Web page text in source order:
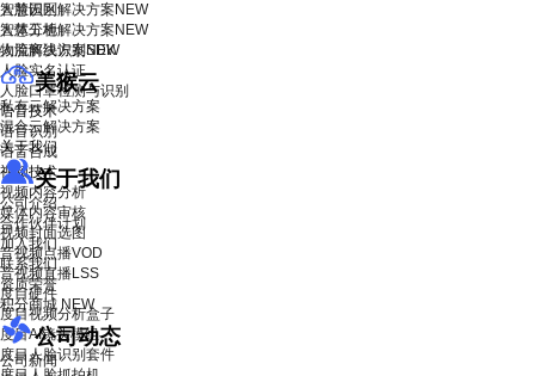
智慧园区解决方案 NEW
智慧工地解决方案 NEW
物流解决方案NEW
美猴云
私有云解决方案
混合云解决方案
关于我们
关于我们
公司介绍
合作伙伴计划
加入我们
联系我们
资质荣誉
积分商城 NEW
公司动态
公司新闻
人脸识别
人体分析
人脸离线识别SDK
人脸实名认证
人脸口罩检测与识别
语音技术
语音识别
语音合成
视频技术
视频内容分析
媒体内容审核
视频封面选图
音视频点播VOD
音视频直播LSS
度目硬件
度目视频分析盒子
度目AI镜头模组
度目人脸识别套件